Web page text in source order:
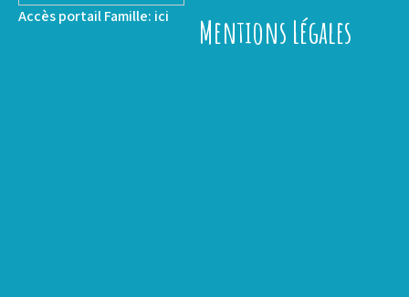
Accès portail Famille: ici Mentions Légales